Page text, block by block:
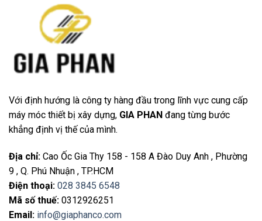
Với định hướng là công ty hàng đầu trong lĩnh vực cung cấp
máy móc thiết bị xây dựng, GIA PHAN đang từng bước
khẳng định vị thế của mình.
Địa chỉ: Cao Ốc Gia Thy 158 - 158 A Đào Duy Anh , Phường
9 , Q. Phú Nhuận , TP.HCM
Điện thoại: 028 3845 6548
Mã số thuế: 0312926251
Email: info@giaphanco.com